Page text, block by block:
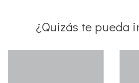
¿Quizás te pueda